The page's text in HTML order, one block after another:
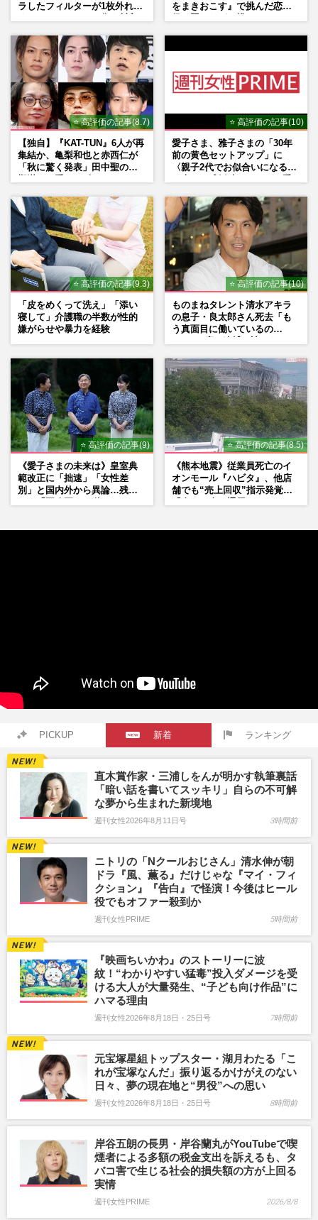
ラしたフィルターが1枚外れて
をまきおこす』で挑んだ恋人
⭐ 高評価の記事(8.7)
【独自】『KAT-TUN』6人が再
集結か、亀梨和也と赤西仁が
「秋に驚く発表」田中聖の刑
⭐ 高評価の記事(10)
愛子さま、雅子さまの「30年
前の黄色セットアップ」に
〈親子2代でお似合いになる〉
⭐ 高評価の記事(9.3)
「皮をめくって洗え」「添い
寝して」介護職の半数が性的
嫌がらせや暴力を経験
⭐ 高評価の記事(10)
ものまねタレント清水アキラ
の息子・良太郎さん死去「も
う真面目に働いているの
⭐ 高評価の記事(9)
《愛子さまの未来は》皇室典
範改正に「拙速」「女性差
別」と国内外から異論…残さ
⭐ 高評価の記事(8.5)
《熊本地震》従業員死亡のイ
オンモール『ハビタ』、他店
舗でも“売上回収”指示発覚で
PICKUP 新着 ランキング
直木賞作家・三浦しをんが明かす執筆裏話
「暗い話を書いてスッキリ」自らの不可解
な夢から生まれた新境地
週刊女性2026年8月11日号 3時間前
ニトリの「Nクールおじさん」清水伸が朝
ドラ『風、薫る』だけじゃな『マイ・フィ
クション』『告白』で怪演！今後はヒール
役でもオファー殺到か
週刊女性PRIME 5時間前
『映画ちいかわ』のストーリーに波
紋！“わかりやすい猛毒”投入ダメージを受
ける大人が大量発生、“子ども向け作品”に
ハマる理由
週刊女性2026年8月18日・25日号 7時間前
元宝塚星組トップスター・湖月わたる「こ
れが宝塚なんだ」振り返るかけがえのない
日々、夢の現在地と“男役”への思い
週刊女性2026年8月18日・25日号 8時間前
岸谷五朗の長男・岸谷蘭丸がYouTubeで喫
煙者による多額の税金支出を訴えるも、タ
バコ害で生じる社会的損失額の方が上回る
実情
週刊女性PRIME 2026/8/8